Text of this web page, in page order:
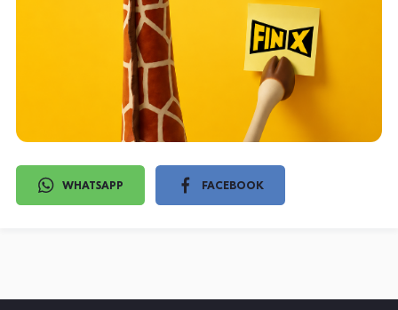
WHATSAPP FACEBOOK